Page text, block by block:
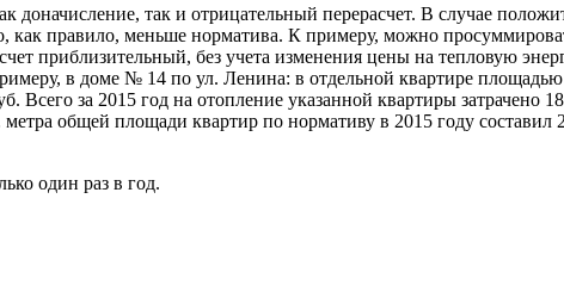
доначисление, так и отрицательный перерасчет. В случае
как правило, меньше норматива. К примеру, можно
приблизительный, без учета изменения цены на тепловую
в доме № 14 по ул. Ленина: в отдельной квартире площадью
Всего за 2015 год на отопление указанной квартиры затрачено
общей площади квартир по нормативу в 2015 году составил
один раз в год.